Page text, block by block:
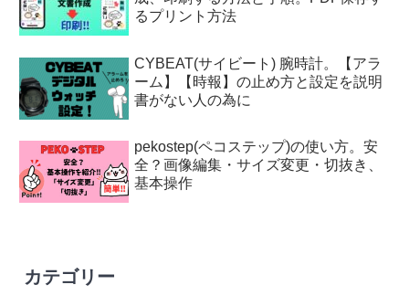
るプリント方法
CYBEAT(サイビート) 腕時計。【アラ
ーム】【時報】の止め方と設定を説明
書がない人の為に
pekostep(ペコステップ)の使い方。安
全？画像編集・サイズ変更・切抜き、
基本操作
カテゴリー